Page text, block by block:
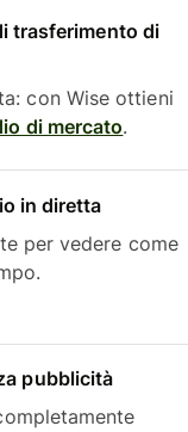
trasferimento di
con Wise ottieni
di mercato.
in diretta
per vedere come
pubblicità